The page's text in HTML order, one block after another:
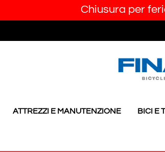
Chiusura per
ATTREZZI E MANUTENZIONE BICI E